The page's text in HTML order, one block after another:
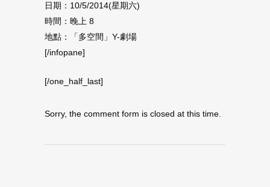
日期：10/5/2014(星期六)
時間：晚上 8
地點：「多空間」Y-劇場
[/infopane]
[/one_half_last]
Sorry, the comment form is closed at this time.